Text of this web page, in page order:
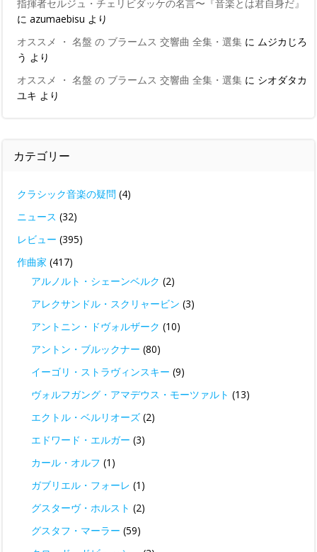
指揮者セルジュ・チェリビダッケの名言〜『音楽とは君自身だ』
に azumaebisu より
オススメ ・ 名盤 の ブラームス 交響曲 全集・選集 に ムジカじろ
う より
オススメ ・ 名盤 の ブラームス 交響曲 全集・選集 に シオダタカ
ユキ より
カテゴリー
クラシック音楽の疑問 (4)
ニュース (32)
レビュー (395)
作曲家 (417)
アルノルト・シェーンベルク (2)
アレクサンドル・スクリャービン (3)
アントニン・ドヴォルザーク (10)
アントン・ブルックナー (80)
イーゴリ・ストラヴィンスキー (9)
ヴォルフガング・アマデウス・モーツァルト (13)
エクトル・ベルリオーズ (2)
エドワード・エルガー (3)
カール・オルフ (1)
ガブリエル・フォーレ (1)
グスターヴ・ホルスト (2)
グスタフ・マーラー (59)